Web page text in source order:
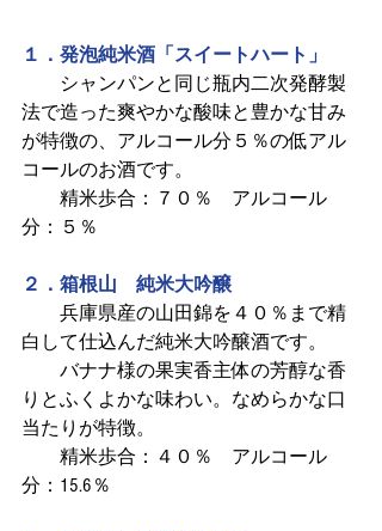
１．発泡純米酒「スイートハート」
シャンパンと同じ瓶内二次発酵製
法で造った爽やかな酸味と豊かな甘み
が特徴の、アルコール分５％の低アル
コールのお酒です。
精米歩合：７０％　アルコール
分：５％
２．箱根山　純米大吟醸
兵庫県産の山田錦を４０％まで精
白して仕込んだ純米大吟醸酒です。
バナナ様の果実香主体の芳醇な香
りとふくよかな味わい。なめらかな口
当たりが特徴。
精米歩合：４０％　アルコール
分：15.6％